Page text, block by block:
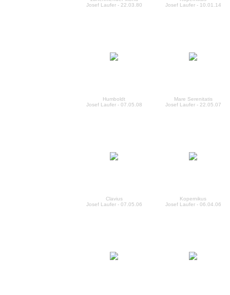
Josef Laufer - 22.03.80
Josef Laufer - 10.01.14
Humboldt
Josef Laufer - 07.05.08
Mare Serenitatis
Josef Laufer - 22.05.07
Clavius
Josef Laufer - 07.05.06
Kopernikus
Josef Laufer - 06.04.06